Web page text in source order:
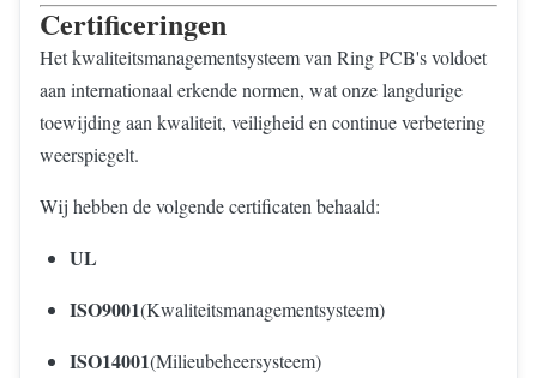
Certificeringen
Het kwaliteitsmanagementsysteem van Ring PCB's voldoet
aan internationaal erkende normen, wat onze langdurige
toewijding aan kwaliteit, veiligheid en continue verbetering
weerspiegelt.
Wij hebben de volgende certificaten behaald:
UL
ISO9001(Kwaliteitsmanagementsysteem)
ISO14001(Milieubeheersysteem)